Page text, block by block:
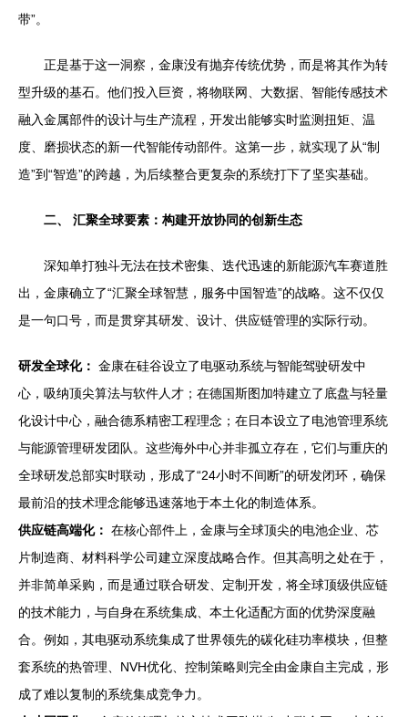
带”。
正是基于这一洞察，金康没有抛弃传统优势，而是将其作为转
型升级的基石。他们投入巨资，将物联网、大数据、智能传感技术
融入金属部件的设计与生产流程，开发出能够实时监测扭矩、温
度、磨损状态的新一代智能传动部件。这第一步，就实现了从“制
造”到“智造”的跨越，为后续整合更复杂的系统打下了坚实基础。
二、 汇聚全球要素：构建开放协同的创新生态
深知单打独斗无法在技术密集、迭代迅速的新能源汽车赛道胜
出，金康确立了“汇聚全球智慧，服务中国智造”的战略。这不仅仅
是一句口号，而是贯穿其研发、设计、供应链管理的实际行动。
研发全球化： 金康在硅谷设立了电驱动系统与智能驾驶研发中
心，吸纳顶尖算法与软件人才；在德国斯图加特建立了底盘与轻量
化设计中心，融合德系精密工程理念；在日本设立了电池管理系统
与能源管理研发团队。这些海外中心并非孤立存在，它们与重庆的
全球研发总部实时联动，形成了“24小时不间断”的研发闭环，确保
最前沿的技术理念能够迅速落地于本土化的制造体系。
供应链高端化： 在核心部件上，金康与全球顶尖的电池企业、芯
片制造商、材料科学公司建立深度战略合作。但其高明之处在于，
并非简单采购，而是通过联合研发、定制开发，将全球顶级供应链
的技术能力，与自身在系统集成、本土化适配方面的优势深度融
合。例如，其电驱动系统集成了世界领先的碳化硅功率模块，但整
套系统的热管理、NVH优化、控制策略则完全由金康自主完成，形
成了难以复制的系统集成竞争力。